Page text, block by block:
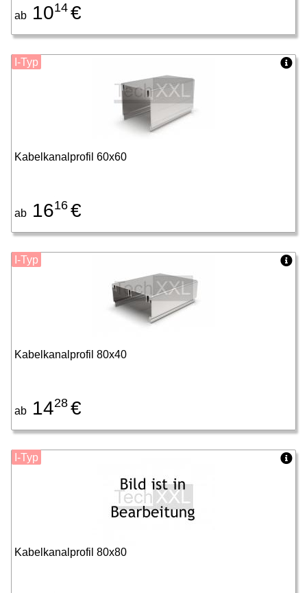
ab 1014 €
Kabelkanalprofil 60x60
ab 1616 €
I-Typ
Kabelkanalprofil 80x40
ab 1428 €
I-Typ
Kabelkanalprofil 80x80
I-Typ